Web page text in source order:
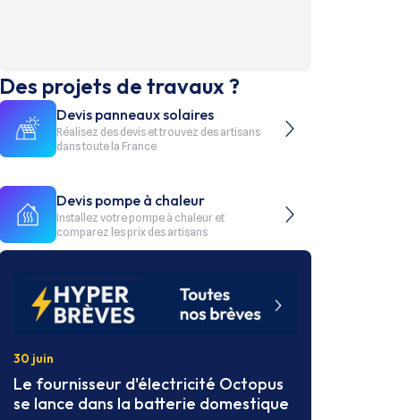
Des projets de travaux ?
Devis panneaux solaires
Réalisez des devis et trouvez des artisans
dans toute la France
Devis pompe à chaleur
Installez votre pompe à chaleur et
comparez les prix des artisans
30 juin
Le fournisseur d'électricité Octopus
se lance dans la batterie domestique